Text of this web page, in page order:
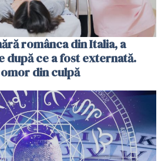
românca din Italia, a
după ce a fost externată.
din culpă